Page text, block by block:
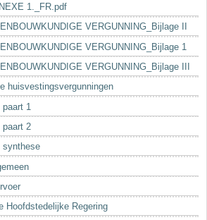
1._FR.pdf
VERGUNNING_Bijlage II
VERGUNNING_Bijlage 1
VERGUNNING_Bijlage III
huisvestingsvergunningen
1
paart 2
synthese
Hoofdstedelijke Regering